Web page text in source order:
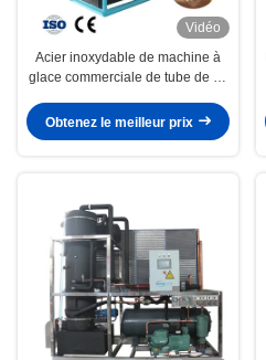
Vidéo
Acier inoxydable de machine à
glace commerciale de tube de 15
Obtenez le meilleur prix